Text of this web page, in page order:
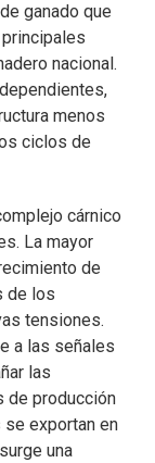
ganado que
nacional.
menos
ciclos de
cárnico
La mayor
de
de los
tensiones.
a las señales
las
de producción
exportan en
una